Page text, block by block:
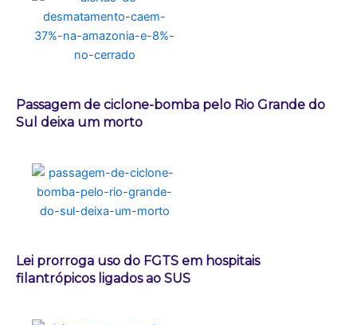
Passagem de ciclone-bomba pelo Rio Grande do
Sul deixa um morto
Lei prorroga uso do FGTS em hospitais
filantrópicos ligados ao SUS